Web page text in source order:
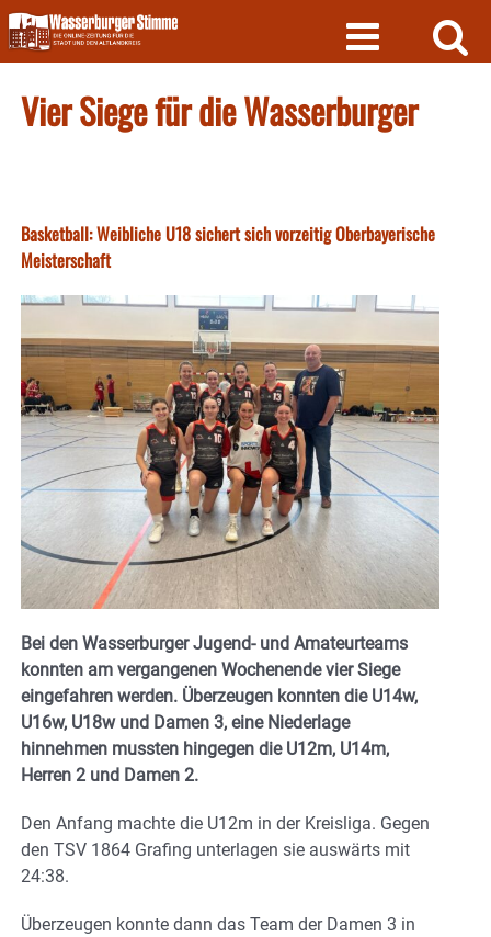
Skip
to
content
Vier Siege für die Wasserburger
Basketball: Weibliche U18 sichert sich vorzeitig Oberbayerische
Meisterschaft
Bei den Wasserburger Jugend- und Amateurteams
konnten am vergangenen Wochenende vier Siege
eingefahren werden. Überzeugen konnten die U14w,
U16w, U18w und Damen 3, eine Niederlage
hinnehmen mussten hingegen die U12m, U14m,
Herren 2 und Damen 2.
Den Anfang machte die U12m in der Kreisliga. Gegen
den TSV 1864 Grafing unterlagen sie auswärts mit
24:38.
Überzeugen konnte dann das Team der Damen 3 in